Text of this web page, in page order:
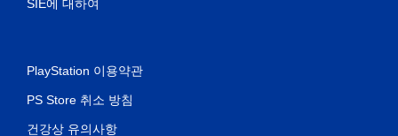
SIE에 대하여
PlayStation 이용약관
PS Store 취소 방침
건강상 유의사항